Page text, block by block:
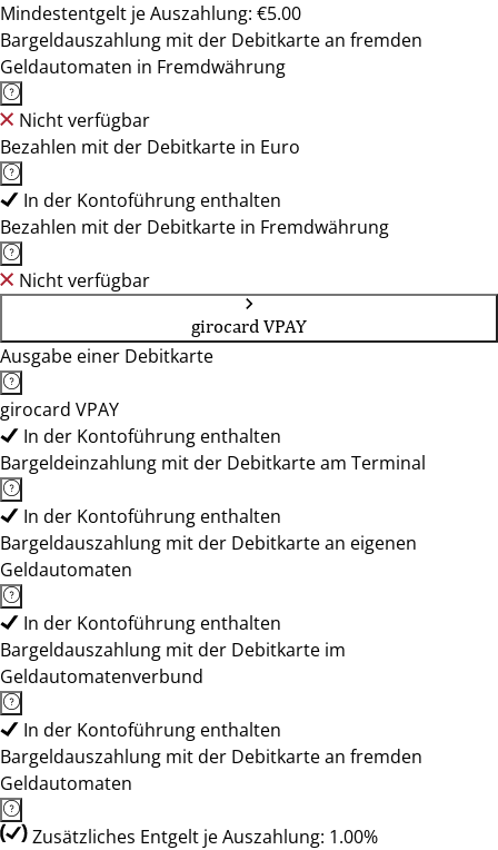
Mindestentgelt je Auszahlung: €5.00
Bargeldauszahlung mit der Debitkarte an fremden
Geldautomaten in Fremdwährung
Nicht verfügbar
Bezahlen mit der Debitkarte in Euro
In der Kontoführung enthalten
Bezahlen mit der Debitkarte in Fremdwährung
Nicht verfügbar
girocard VPAY
Ausgabe einer Debitkarte
girocard VPAY
In der Kontoführung enthalten
Bargeldeinzahlung mit der Debitkarte am Terminal
In der Kontoführung enthalten
Bargeldauszahlung mit der Debitkarte an eigenen
Geldautomaten
In der Kontoführung enthalten
Bargeldauszahlung mit der Debitkarte im
Geldautomatenverbund
In der Kontoführung enthalten
Bargeldauszahlung mit der Debitkarte an fremden
Geldautomaten
Zusätzliches Entgelt je Auszahlung: 1.00%